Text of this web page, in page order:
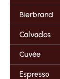
Bierbrand
Calvados
Cuvée
Espresso